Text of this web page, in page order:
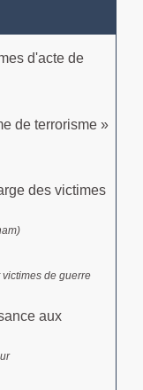
d'acte de
de terrorisme »
des victimes
de guerre
aux